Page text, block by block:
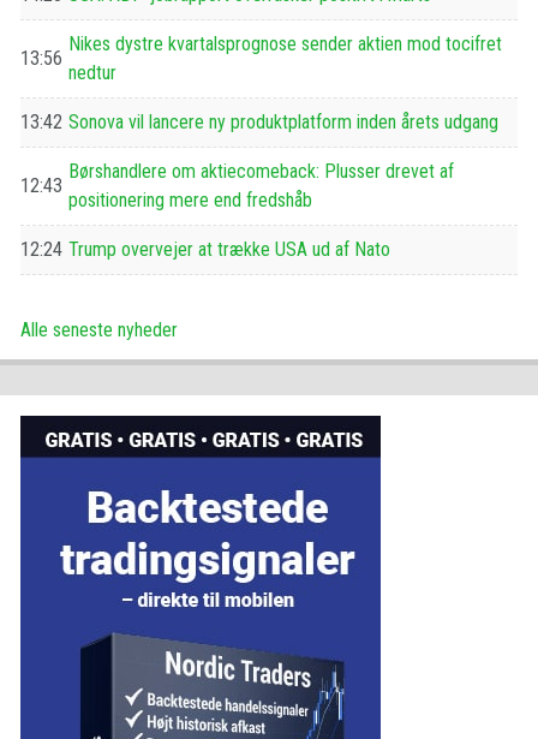
13:56
Nikes dystre kvartalsprognose sender aktien mod tocifret
nedtur
13:42 Sonova vil lancere ny produktplatform inden årets udgang
12:43
Børshandlere om aktiecomeback: Plusser drevet af
positionering mere end fredshåb
12:24 Trump overvejer at trække USA ud af Nato
Alle seneste nyheder